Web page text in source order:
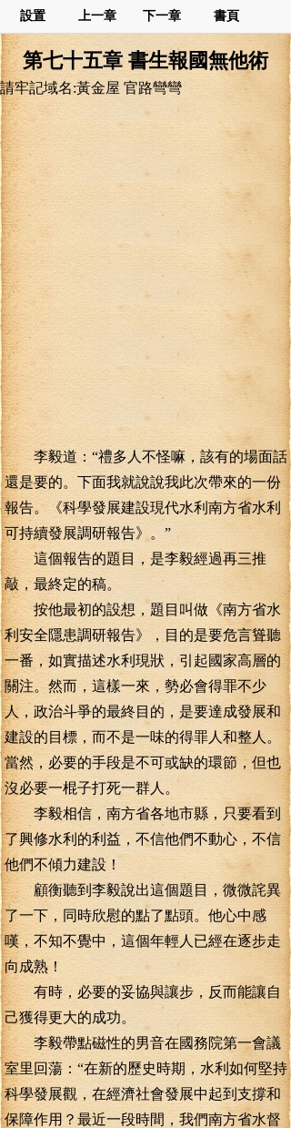
設置 上一章 下一章 書頁
第七十五章 書生報國無他術
請牢記域名:黃金屋 官路彎彎
李毅道：“禮多人不怪嘛，該有的場面話
還是要的。下面我就說說我此次帶來的一份
報告。《科學發展建設現代水利南方省水利
可持續發展調研報告》。”
這個報告的題目，是李毅經過再三推
敲，最終定的稿。
按他最初的設想，題目叫做《南方省水
利安全隱患調研報告》，目的是要危言聳聽
一番，如實描述水利現狀，引起國家高層的
關注。然而，這樣一來，勢必會得罪不少
人，政治斗爭的最終目的，是要達成發展和
建設的目標，而不是一味的得罪人和整人。
當然，必要的手段是不可或缺的環節，但也
沒必要一棍子打死一群人。
李毅相信，南方省各地市縣，只要看到
了興修水利的利益，不信他們不動心，不信
他們不傾力建設！
顧衡聽到李毅說出這個題目，微微詫異
了一下，同時欣慰的點了點頭。他心中感
嘆，不知不覺中，這個年輕人已經在逐步走
向成熟！
有時，必要的妥協與讓步，反而能讓自
己獲得更大的成功。
李毅帶點磁性的男音在國務院第一會議
室里回蕩：“在新的歷史時期，水利如何堅持
科學發展觀，在經濟社會發展中起到支撐和
保障作用？最近一段時間，我們南方省水督